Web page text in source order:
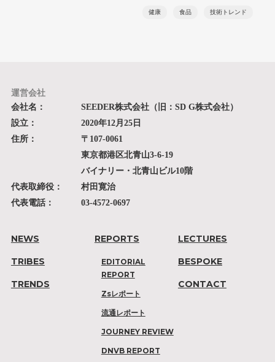
健康 食品 技術トレンド
運営会社
会社名：
SEEDER株式会社（旧：SD G株式会社）
設立：
2020年12月25日
住所：
〒107-0061
東京都港区北青山3-6-19
バイナリー・北青山ビル10階
代表取締役：
村田寛治
代表電話：
03-4572-0697
NEWS
TRIBES
TRENDS
REPORTS
EDITORIAL
REPORT
Zsレポート
流通レポート
JOURNEY REVIEW
DNVB REPORT
LECTURES
BESPOKE
CONTACT